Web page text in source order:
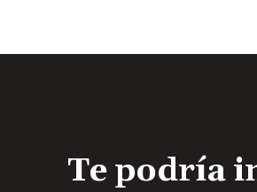
Te podría